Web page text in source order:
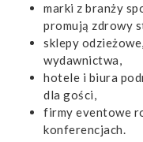
marki z branży
promują zdrowy
sklepy
wydawnictwa,
hotele i biura
dla gości,
firmy eventowe
konferencjach.